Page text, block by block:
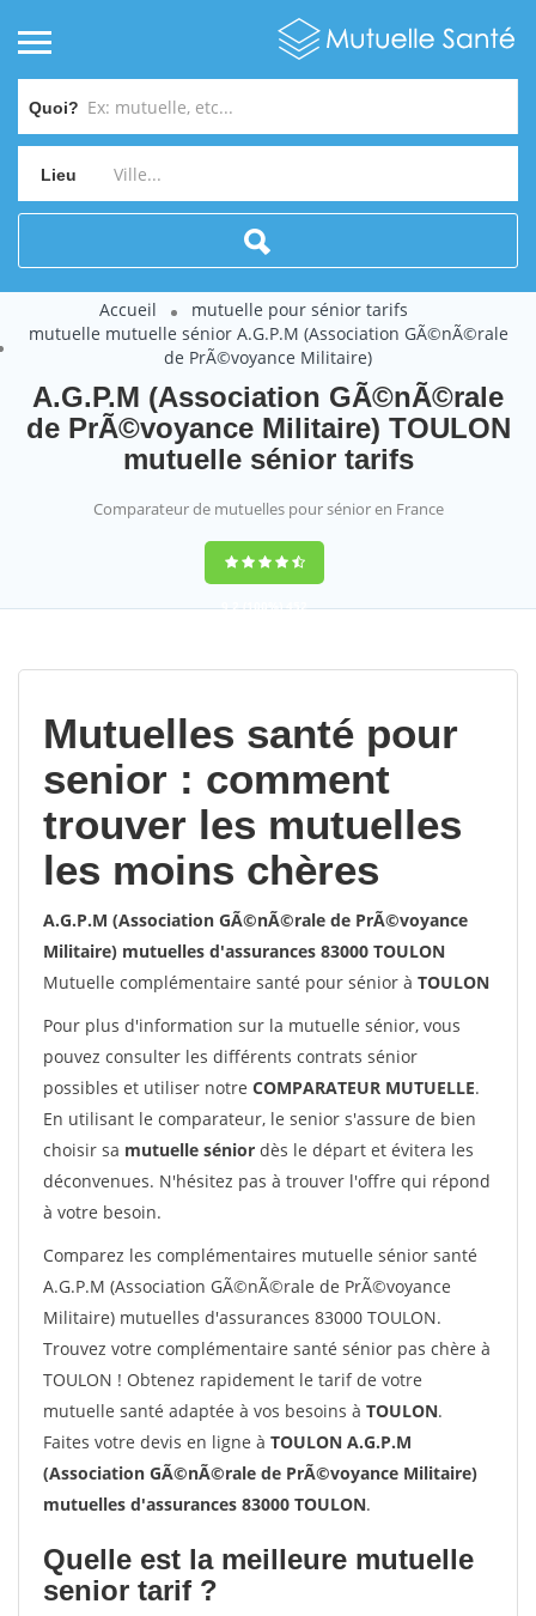
Quoi?
Lieu
Accueil
mutuelle pour sénior tarifs
mutuelle mutuelle sénior A.G.P.M (Association GÃ©nÃ©rale
de PrÃ©voyance Militaire)
A.G.P.M (Association GÃ©nÃ©rale
de PrÃ©voyance Militaire) TOULON
mutuelle sénior tarifs
Comparateur de mutuelles pour sénior en France
9,2(100%)452
Mutuelles santé pour
senior : comment
trouver les mutuelles
les moins chères
A.G.P.M (Association GÃ©nÃ©rale de PrÃ©voyance
Militaire) mutuelles d'assurances 83000 TOULON
Mutuelle complémentaire santé pour sénior à TOULON
Pour plus d'information sur la mutuelle sénior, vous
pouvez consulter les différents contrats sénior
possibles et utiliser notre COMPARATEUR MUTUELLE.
En utilisant le comparateur, le senior s'assure de bien
choisir sa mutuelle sénior dès le départ et évitera les
déconvenues. N'hésitez pas à trouver l'offre qui répond
à votre besoin.
Comparez les complémentaires mutuelle sénior santé
A.G.P.M (Association GÃ©nÃ©rale de PrÃ©voyance
Militaire) mutuelles d'assurances 83000 TOULON.
Trouvez votre complémentaire santé sénior pas chère à
TOULON ! Obtenez rapidement le tarif de votre
mutuelle santé adaptée à vos besoins à TOULON.
Faites votre devis en ligne à TOULON A.G.P.M
(Association GÃ©nÃ©rale de PrÃ©voyance Militaire)
mutuelles d'assurances 83000 TOULON.
Quelle est la meilleure mutuelle
senior tarif ?